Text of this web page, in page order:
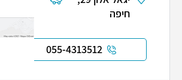
חיפה
055-4313512